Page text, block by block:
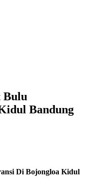
Bulu
Bandung
Di Bojongloa Kidul